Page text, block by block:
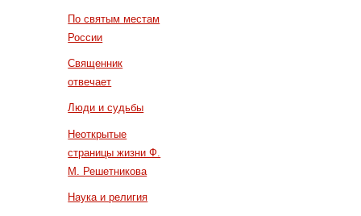
По святым местам
России
Священник
отвечает
Люди и судьбы
Неоткрытые
страницы жизни Ф.
М. Решетникова
Наука и религия